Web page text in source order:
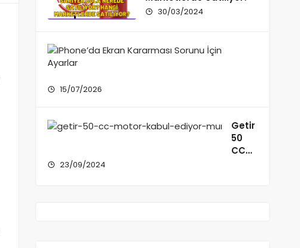
30/03/2024
15/07/2026
Getir
50
CC
23/09/2024